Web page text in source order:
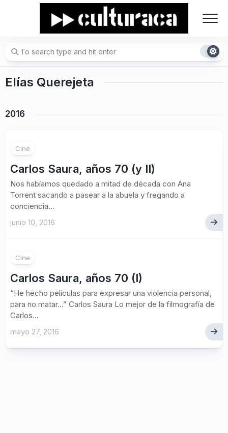
Elías Querejeta
2016
Cine
Carlos Saura, años 70 (y II)
Nos habíamos quedado a mitad de década con Ana
Torrent sacando a pasear a la abuela y fregando a
conciencia...
junio 10, 2016
Cine
Carlos Saura, años 70 (I)
“He hecho películas para expresar una violencia personal,
para no matar…” Carlos Saura Lo mejor de la filmografía de
Carlos...
mayo 27, 2016